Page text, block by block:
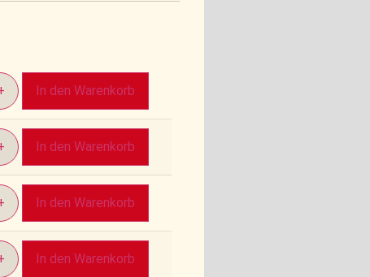
In den Warenkorb
In den Warenkorb
In den Warenkorb
In den Warenkorb